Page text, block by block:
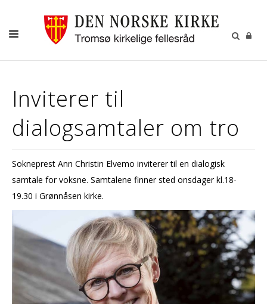
AKTIVITETER OG KONSERTER
DÅP
KONFIRMASJON
VIGSEL
KONTAKT
Inviterer til
dialogsamtaler om tro
Sokneprest Ann Christin Elvemo inviterer til en dialogisk
samtale for voksne. Samtalene finner sted onsdager kl.18-
19.30 i Grønnåsen kirke.